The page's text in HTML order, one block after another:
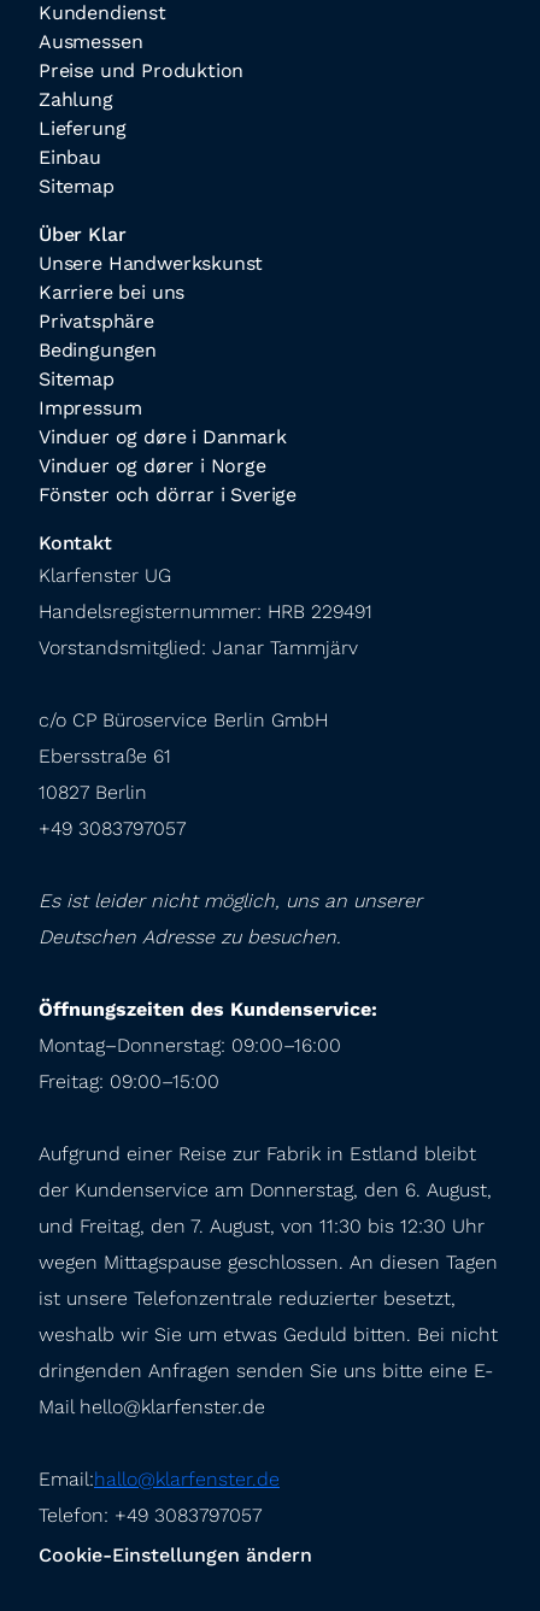
Kundendienst
Ausmessen
Preise und Produktion
Zahlung
Lieferung
Einbau
Sitemap
Über Klar
Unsere Handwerkskunst
Karriere bei uns
Privatsphäre
Bedingungen
Sitemap
Impressum
Vinduer og døre i Danmark
Vinduer og dører i Norge
Fönster och dörrar i Sverige
Kontakt
Klarfenster UG
Handelsregisternummer: HRB 229491
Vorstandsmitglied: Janar Tammjärv
c/o CP Büroservice Berlin GmbH
Ebersstraße 61
10827 Berlin
+49 3083797057
Es ist leider nicht möglich, uns an unserer
Deutschen Adresse zu besuchen.
Öffnungszeiten des Kundenservice:
Montag–Donnerstag: 09:00–16:00
Freitag: 09:00–15:00
Aufgrund einer Reise zur Fabrik in Estland bleibt
der Kundenservice am Donnerstag, den 6. August,
und Freitag, den 7. August, von 11:30 bis 12:30 Uhr
wegen Mittagspause geschlossen. An diesen Tagen
ist unsere Telefonzentrale reduzierter besetzt,
weshalb wir Sie um etwas Geduld bitten. Bei nicht
dringenden Anfragen senden Sie uns bitte eine E-
Mail hello@klarfenster.de
Email:hallo@klarfenster.de
Telefon: +49 3083797057
Cookie-Einstellungen ändern